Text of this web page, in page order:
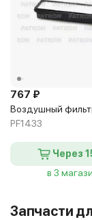
767 ₽
Воздушный
PF1433
Через
в 3
Запчасти